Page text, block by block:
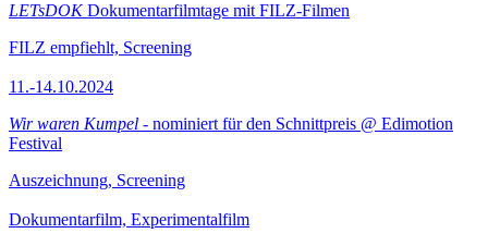
LETsDOKDokumentarfilmtage mit FILZ-Filmen
FILZ empfiehlt, Screening
11.-14.10.2024
Wir waren Kumpel - nominiert für den Schnittpreis @ Edimotion
Festival
Auszeichnung, Screening
Dokumentarfilm, Experimentalfilm